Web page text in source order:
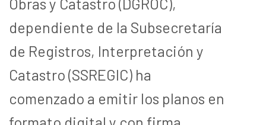
dependiente de la Subsecretaría
de Registros, Interpretación y
Catastro (SSREGIC) ha
comenzado a emitir los planos en